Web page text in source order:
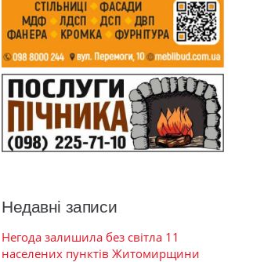
Недавні записи
Негода залишила без світла 11
населених пунктів Житомирщини